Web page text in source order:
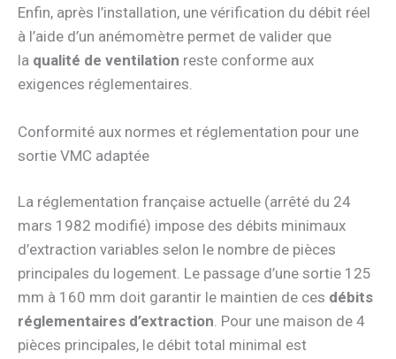
Enfin, après l’installation, une vérification du débit réel
à l’aide d’un anémomètre permet de valider que
la qualité de ventilation reste conforme aux
exigences réglementaires.
Conformité aux normes et réglementation pour une
sortie VMC adaptée
La réglementation française actuelle (arrêté du 24
mars 1982 modifié) impose des débits minimaux
d’extraction variables selon le nombre de pièces
principales du logement. Le passage d’une sortie 125
mm à 160 mm doit garantir le maintien de ces débits
réglementaires d’extraction. Pour une maison de 4
pièces principales, le débit total minimal est